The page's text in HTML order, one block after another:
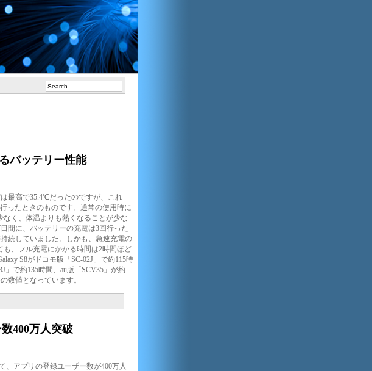
バッテリー性能
最高で35.4℃だったのですが、これ
ったときのものです。通常の使用時に
く、体温よりも熱くなることが少な
間に、バッテリーの充電は3回行った
続していました。しかも、急速充電の
も、フル充電にかかる時間は2時間ほど
S8がドコモ版「SC-02J」で約115時
」で約135時間、au版「SCV35」が約
数値となっています。
400万人突破
、アプリの登録ユーザー数が400万人